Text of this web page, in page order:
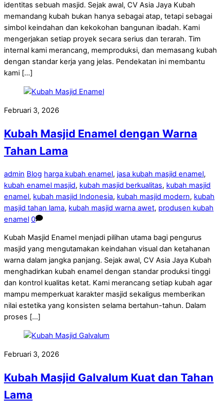
identitas sebuah masjid. Sejak awal, CV Asia Jaya Kubah
memandang kubah bukan hanya sebagai atap, tetapi sebagai
simbol keindahan dan kekokohan bangunan ibadah. Kami
mengerjakan setiap proyek secara serius dan terarah. Tim
internal kami merancang, memproduksi, dan memasang kubah
dengan standar kerja yang jelas. Pendekatan ini membantu
kami […]
Februari 3, 2026
Kubah Masjid Enamel dengan Warna
Tahan Lama
admin Blog harga kubah enamel, jasa kubah masjid enamel,
kubah enamel masjid, kubah masjid berkualitas, kubah masjid
enamel, kubah masjid Indonesia, kubah masjid modern, kubah
masjid tahan lama, kubah masjid warna awet, produsen kubah
enamel 0
Kubah Masjid Enamel menjadi pilihan utama bagi pengurus
masjid yang mengutamakan keindahan visual dan ketahanan
warna dalam jangka panjang. Sejak awal, CV Asia Jaya Kubah
menghadirkan kubah enamel dengan standar produksi tinggi
dan kontrol kualitas ketat. Kami merancang setiap kubah agar
mampu memperkuat karakter masjid sekaligus memberikan
nilai estetika yang konsisten selama bertahun-tahun. Dalam
proses […]
Februari 3, 2026
Kubah Masjid Galvalum Kuat dan Tahan
Lama